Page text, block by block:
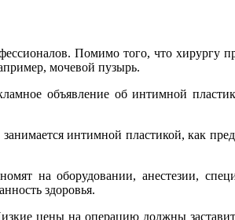
Помимо того, что хирургу
мочевой пузырь.
объявление об интимной
интимной пластикой, как
на оборудовании, анестезии,
здоровья.
цены на операцию должны